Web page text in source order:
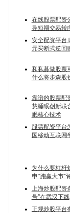
在线股票配资
导短期交易转
安全配资平台
元买断式逆回
和私募做股票
什么将步森股
靠谱的股票配
慧睡眠创新联
眠核心技术
股票配资平台
国移动互联网
为什么要杠杆
申“跑赢大市”
上海炒股配资
号”在武汉下线
正规炒股平台